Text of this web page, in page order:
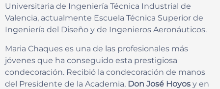
Universitaria de Ingeniería Técnica Industrial de
Valencia, actualmente Escuela Técnica Superior de
Ingeniería del Diseño y de Ingenieros Aeronáuticos.
Maria Chaques es una de las profesionales más
jóvenes que ha conseguido esta prestigiosa
condecoración. Recibió la condecoración de manos
del Presidente de la Academia, Don José Hoyos y en